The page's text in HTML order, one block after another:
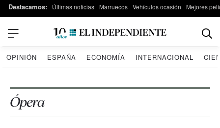
Destacamos: Últimas noticias Marruecos Vehículos ocasión Mejores
OPINIÓN ESPAÑA ECONOMÍA INTERNACIONAL
Ópera